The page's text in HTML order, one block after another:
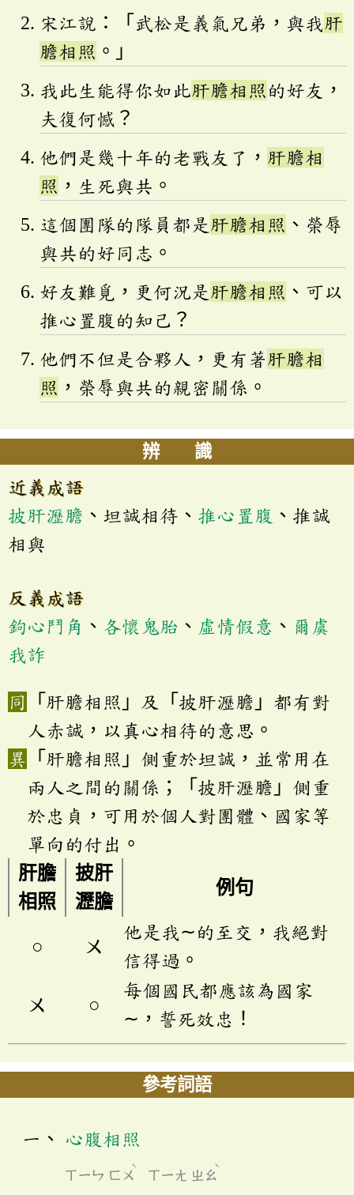
宋江說：「武松是義氣兄弟，與我肝
膽相照 。」
我此生能得你如此肝膽相照 的好友，
夫復何憾？
他們是幾十年的老戰友了， 肝膽相
照 ，生死與共。
這個團隊的隊員都是 肝膽相照 、榮辱
與共的好同志。
好友難覓，更何況是 肝膽相照 、可以
推心置腹的知己？
他們不但是合夥人，更有著肝膽相
照 ，榮辱與共的親密關係。
辨 識
近義成語
披肝瀝膽 、坦誠相待、 推心置腹 、推誠
相與
反義成語
鉤心鬥角 、 各懷鬼胎 、 虛情假意 、 爾虞
我詐
「肝膽相照」及「披肝瀝膽」都有對
人赤誠，以真心相待的意思。
「肝膽相照」側重於坦誠，並常用在
兩人之間的關係；「披肝瀝膽」側重
於忠貞，可用於個人對團體、國家等
單向的付出。
肝膽
相照
披肝
瀝膽
例句
○ ㄨ
他是我∼的至交，我絕對
信得過。
ㄨ ○
每個國民都應該為國家
∼，誓死效忠！
參考詞語
心腹相照
ㄒㄧㄣ ㄈㄨ
ˋ
ㄒㄧㄤ ㄓㄠ
ˋ